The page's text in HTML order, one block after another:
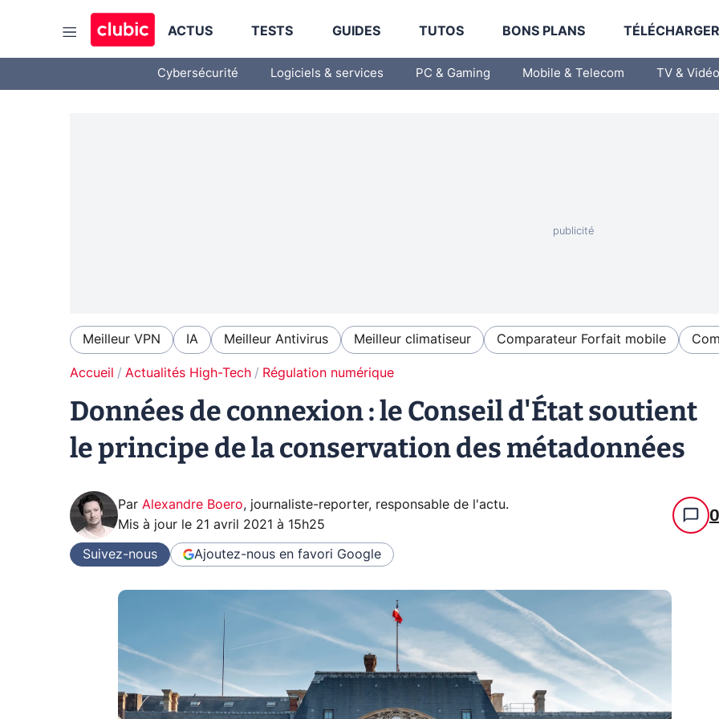
ACTUS TESTS GUIDES TUTOS BONS PLANS
Cybersécurité Logiciels & services PC & Gaming Mobile & Telecom TV & Vidéo
Meilleur VPN IA Meilleur Antivirus Meilleur climatiseur Comparateur Forfait mobile
Accueil Actualités High-Tech Régulation numérique
Données de connexion : le Conseil d'État soutient
le principe de la conservation des métadonnées
Par Alexandre Boero, journaliste-reporter, responsable de l'actu.
Mis à jour le 21 avril 2021 à 15h25 0
Suivez-nous Ajoutez-nous en favori Google